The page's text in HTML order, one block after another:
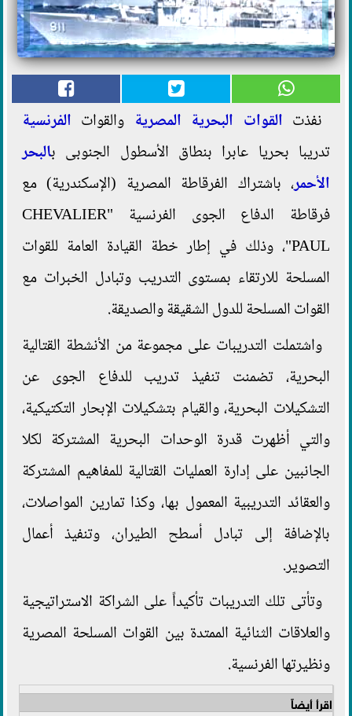
نفذت القوات البحرية المصرية والقوات الفرنسية
تدريبا بحريا عابرا بنطاق الأسطول الجنوبى بالبحر
الأحمر، باشتراك الفرقاطة المصرية (الإسكندرية) مع
فرقاطة الدفاع الجوى الفرنسية "CHEVALIER
PAUL"، وذلك في إطار خطة القيادة العامة للقوات
المسلحة للارتقاء بمستوى التدريب وتبادل الخبرات مع
القوات المسلحة للدول الشقيقة والصديقة.
واشتملت التدريبات على مجموعة من الأنشطة القتالية
البحرية، تضمنت تنفيذ تدريب للدفاع الجوى عن
التشكيلات البحرية، والقيام بتشكيلات الإبحار التكتيكية،
والتي أظهرت قدرة الوحدات البحرية المشتركة لكلا
الجانبين على إدارة العمليات القتالية للمفاهيم المشتركة
والعقائد التدريبية المعمول بها، وكذا تمارين المواصلات،
بالإضافة إلى تبادل أسطح الطيران، وتنفيذ أعمال
التصوير.
وتأتى تلك التدريبات تأكيداً على الشراكة الاستراتيجية
والعلاقات الثنائية الممتدة بين القوات المسلحة المصرية
ونظيرتها الفرنسية.
اقرأ أيضاً